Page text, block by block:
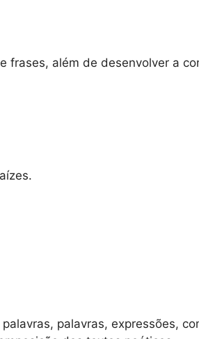
frases, além de desenvolver a
palavras, expressões,